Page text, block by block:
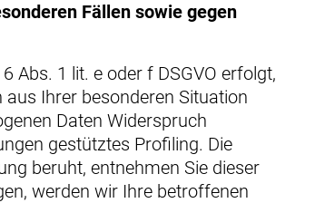
Fällen sowie gegen
Abs. 1 lit. e oder f DSGVO erfolgt,
aus Ihrer besonderen Situation
Daten Widerspruch
gestütztes Profiling. Die
beruht, entnehmen Sie dieser
werden wir Ihre betroffenen